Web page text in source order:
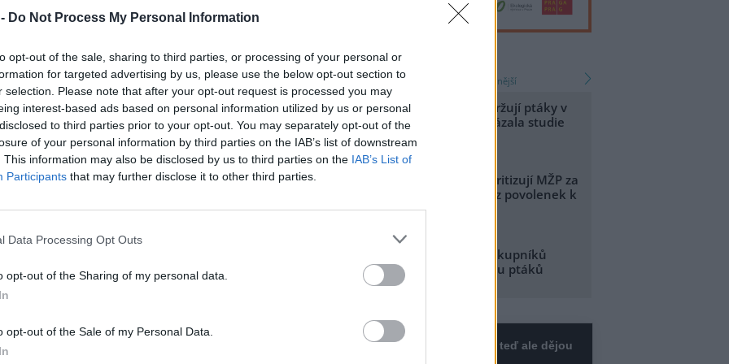
Do Not Process My Personal Information
opt-out of the sale, sharing to third parties, or processing of your personal or
for targeted advertising by us, please use the below opt-out section to
selection. Please note that after your opt-out request is processed you may
interest-based ads based on personal information utilized by us or personal
to third parties prior to your opt-out. You may separately opt-out of the
of your personal information by third parties on the IAB’s list of downstream
This information may also be disclosed by us to third parties on the IAB’s List of
Participants that may further disclose it to other third parties.
Data Processing Opt Outs
opt-out of the Sharing of my personal data.
opt-out of the Sale of my Personal Data.
acidifikačním (okyselujícím) trendem. Vědci na
a jeho transformace příznivě ovlivňuje
smrkem.
indikuje bohatší opad, ale i rychlejší transformaci
přístupného draslíku byl rovněž významně vyšší
byl významně nižší pod smrkem. Vcelku vykazovaly
stav daný nižší aciditou a vyšším obsahem
nutno chápat ve vztahu k domácím jehličnatým
rostoucích douglaskových porostů je možno
z půdy a dopad na dynamiku půdního dusíku, což se
fytocenóz.
sice příznivější ve srovnání se smrkem, ale celkově
dáno intenzivním růstem a využíváním kořenového
přispívá kořenový systém ke značné stabilizaci
pěstováním douglasky ve smíšených porostech,
pohybuje v rozmezí 20–40 %.
studie z jižních Čech tak, že se potvrdil ve vztahu ke
zprávy nejčtenější
Tradiční záhumenky udržují ptáky v
zemědělské krajině, ukázala studie
6.8.2026 01:23
Ekologické organizace kritizují MŽP za
přesun peněz z výnosů z povolenek k
velkým firmám
Celníci odhalili gang překupníků
papoušků, zajistili stovku ptáků
5.8.2026 20:13